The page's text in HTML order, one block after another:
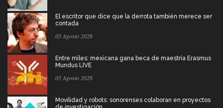
El escritor que dice que la derrota también merece ser
contada
05 Agosto 2026
Entre miles: mexicana gana beca de maestría Erasmus
Mundus LIVE
05 Agosto 2026
Movilidad y robots: sonorenses colaboran en proyectos